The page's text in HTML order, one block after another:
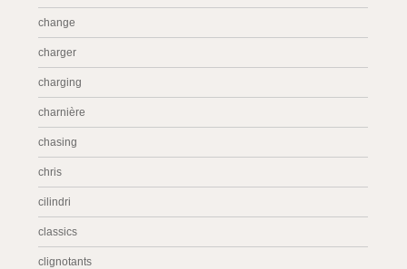
change
charger
charging
charnière
chasing
chris
cilindri
classics
clignotants